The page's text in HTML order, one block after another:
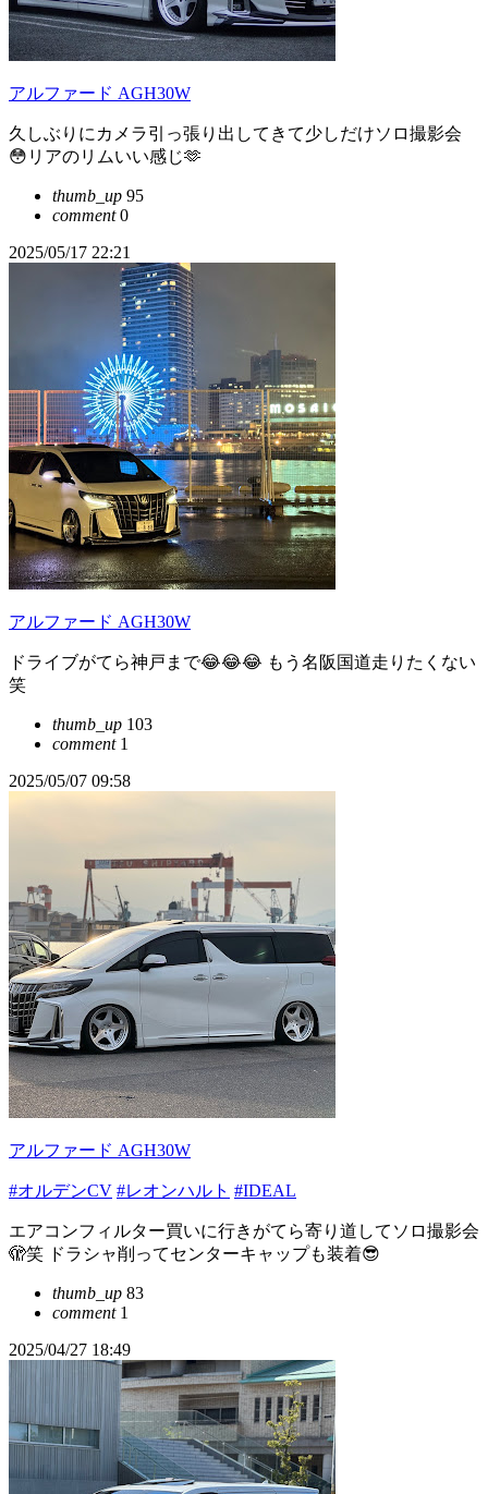
アルファード AGH30W
久しぶりにカメラ引っ張り出してきて少しだけソロ撮影会
😳リアのリムいい感じ🫶
thumb_up 95
comment0
2025/05/17 22:21
アルファード AGH30W
ドライブがてら神戸まで😂😂😂 もう名阪国道走りたくない
笑
thumb_up 103
comment1
2025/05/07 09:58
アルファード AGH30W
#オルデンCV #レオンハルト #IDEAL
エアコンフィルター買いに行きがてら寄り道してソロ撮影会
🫣笑 ドラシャ削ってセンターキャップも装着😎
thumb_up 83
comment1
2025/04/27 18:49